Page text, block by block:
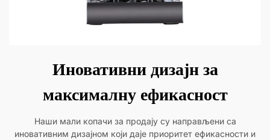
Иновативни дизајн за
максималну ефикасност
Наши мали копачи за продају су направљени са
иновативним дизајном који даје приоритет ефикасности и